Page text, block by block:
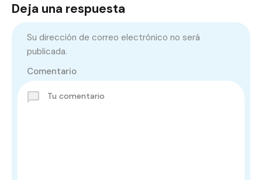
Deja una respuesta
Su dirección de correo electrónico no será
publicada.
Comentario